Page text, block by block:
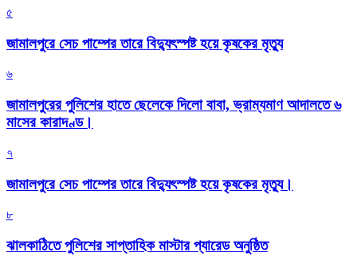
৫
জামালপুরে সেচ পাম্পের তারে বিদ্যুৎস্পষ্ট হয়ে কৃষকের মৃত্যু
৬
জামালপুরের পুলিশের হাতে ছেলেকে দিলো বাবা, ভ্রাম্যমাণ আদালতে ৬
মাসের কারাদণ্ড।
৭
জামালপুরে সেচ পাম্পের তারে বিদ্যুৎস্পষ্ট হয়ে কৃষকের মৃত্যু।
৮
‎ঝালকাঠিতে পুলিশের সাপ্তাহিক মাস্টার প্যারেড অনুষ্ঠিত